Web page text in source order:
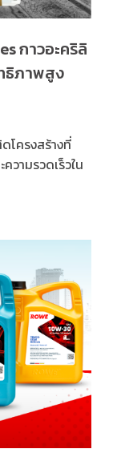
กาวอะคริลิ
ธิภาพสูง
โครงสร้างที่
วามรวดเร็วใน